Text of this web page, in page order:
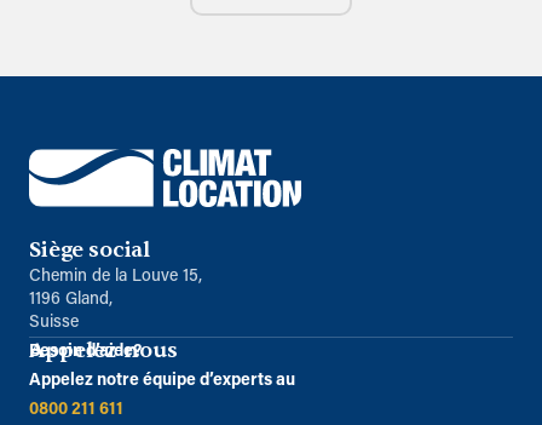
Siège social
Chemin de la Louve 15,
1196 Gland,
Suisse
Appelez-nous
Besoin d’aide?
Appelez notre équipe d’experts au
0800 211 611